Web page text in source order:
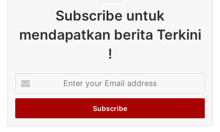
Subscribe untuk
mendapatkan berita Terkini
!
your
Email